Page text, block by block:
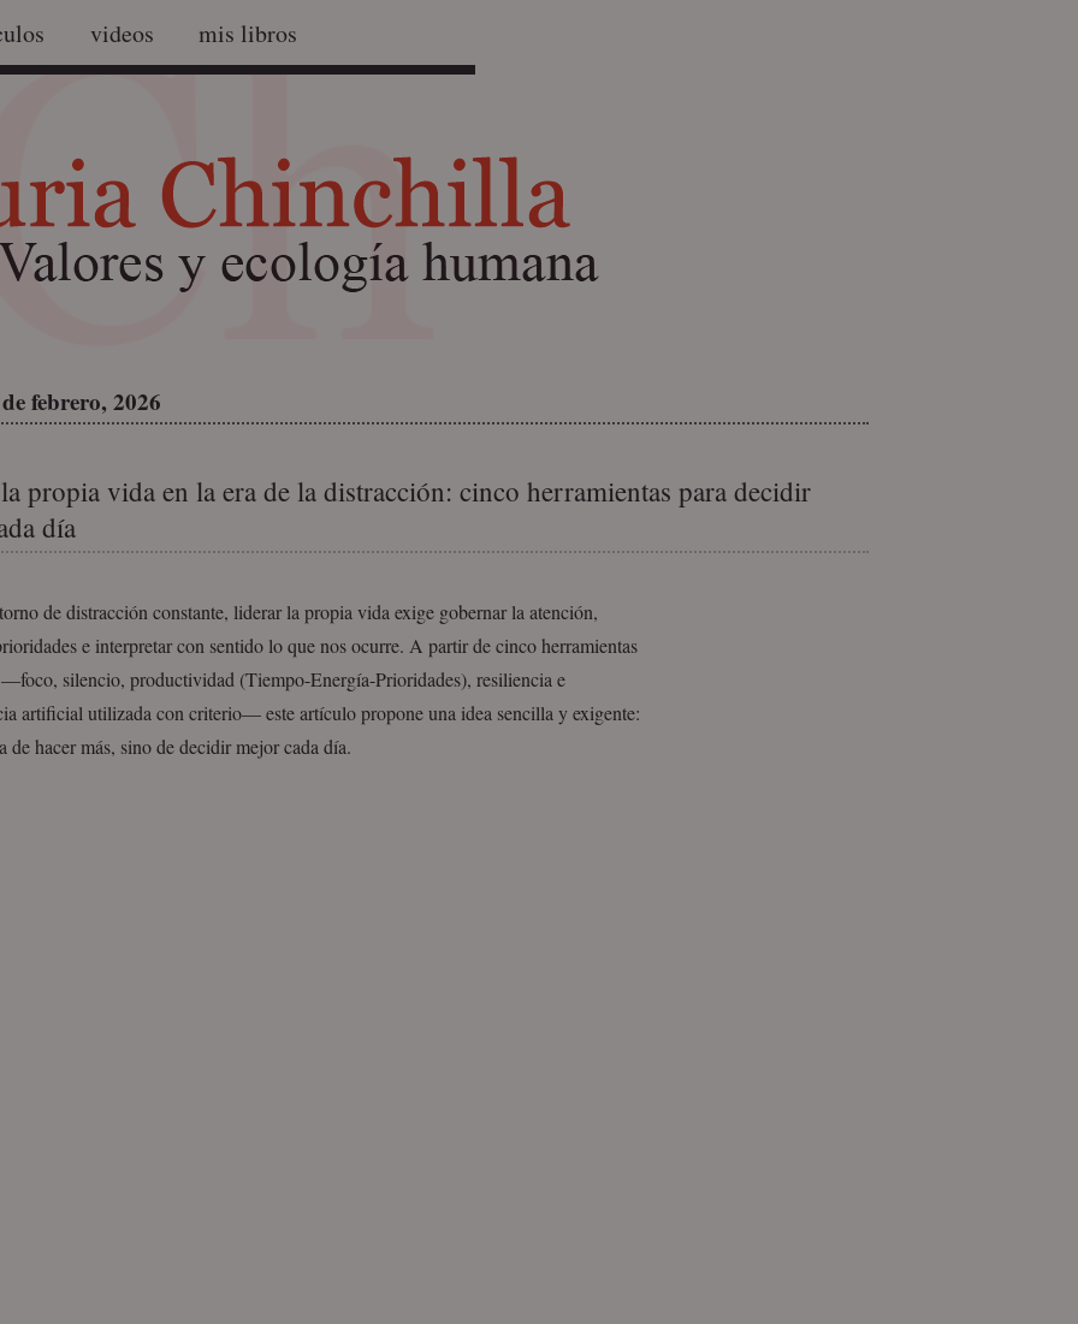
videos mis libros
febrero, 2026
propia vida en la era de la distracción: cinco herramientas para decidir
día
de distracción constante, liderar la propia vida exige gobernar la atención,
e interpretar con sentido lo que nos ocurre. A partir de cinco herramientas
silencio, productividad (Tiempo-Energía-Prioridades), resiliencia e
artificial utilizada con criterio— este artículo propone una idea sencilla y exigente:
de hacer más, sino de decidir mejor cada día.